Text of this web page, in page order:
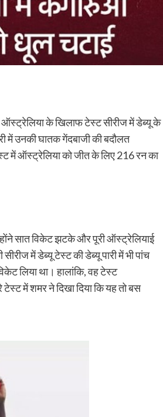
ऑस्ट्रेलिया के खिलाफ टेस्ट सीरीज में डेब्यू के
में उनकी घातक गेंदबाजी की बदौलत
में ऑस्ट्रेलिया को जीत के लिए 216 रन का
सात विकेट झटके और पूरी ऑस्ट्रेलियाई
में डेब्यू टेस्ट की डेब्यू पारी में भी पांच
लिया था। हालांकि, वह टेस्ट
टेस्ट में शमर ने दिखा दिया कि यह तो बस